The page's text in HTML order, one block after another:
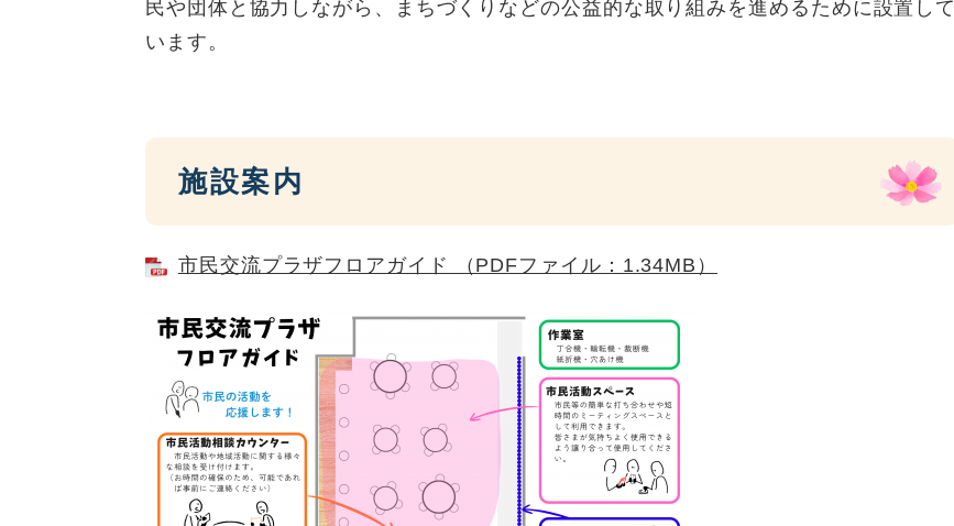
民や団体と協力しながら、まちづくりなどの公益的な取り組みを進めるために設置して
います。
施設案内
市民交流プラザフロアガイド （PDFファイル：1.34MB）